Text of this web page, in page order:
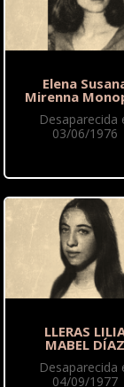
Elena
Mirenna
Desaparecida
03/06/1976
LLERAS
MABEL DÍAZ
Desaparecida
04/09/1977